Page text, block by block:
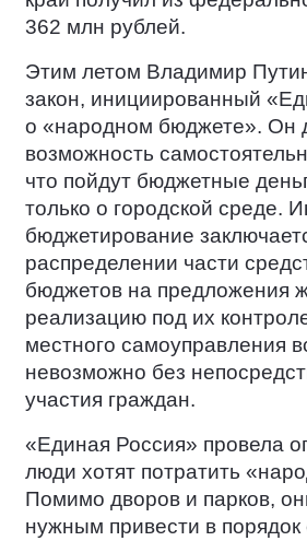
362 млн рублей.
Этим летом Владимир
закон, инициированный
о «народном бюджете». Он
возможность
что пойдут бюджетные
только о городской среде.
бюджетирование
распределении части
бюджетов на предложения
реализацию под их
местного самоуправления
невозможно без
участия граждан.
«Единая Россия» провела
люди хотят потратить
Помимо дворов и парков,
нужным привести в